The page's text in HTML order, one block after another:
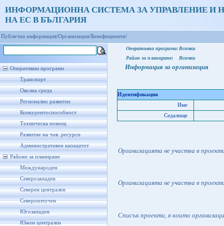
ИНФОРМАЦИОННА СИСТЕМА ЗА УПРАВЛЕНИЕ И
НА ЕС В БЪЛГАРИЯ
Публична информация/Организации/Бенефициенти/
Оперативни програми
Транспорт
Околна среда
Регионално развитие
Конкурентоспособност
Техническа помощ
Развитие на чов. ресурси
Административен капацитет
Райони за планиране
Международен
Северозападен
Северен централен
Североизточен
Югозападен
Южен централен
Оперативна програма: Всички
Район за планиране:
Всички
Информация за организация
Идентификация
Име
Седалище
Организацията не участва в
Организацията не участва в
Списък проекти, в които